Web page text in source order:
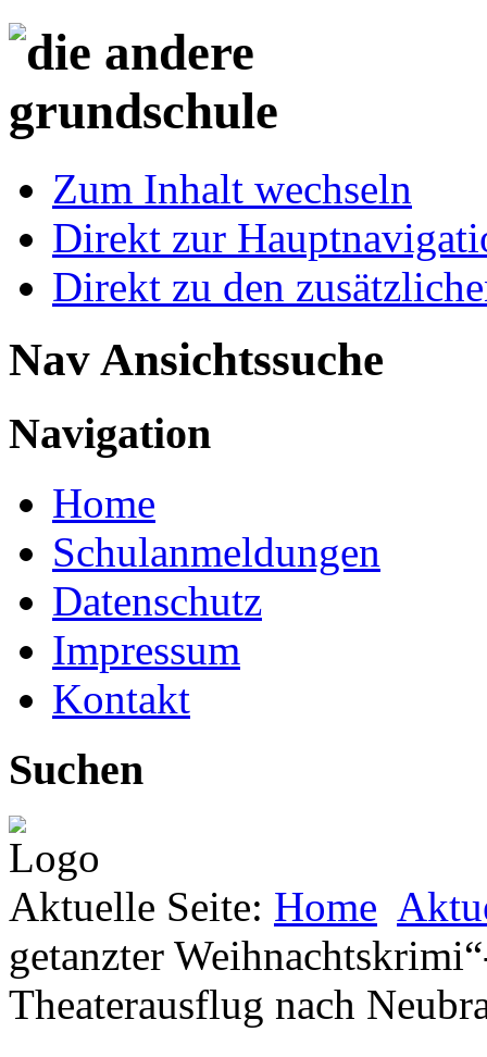
Zum Inhalt wechseln
Direkt zur
Direkt zu den
Nav Ansichtssuche
Navigation
Home
Schulanmeldungen
Datenschutz
Impressum
Kontakt
Suchen
Aktuelle Seite: Home
getanzter
Theaterausflug nach